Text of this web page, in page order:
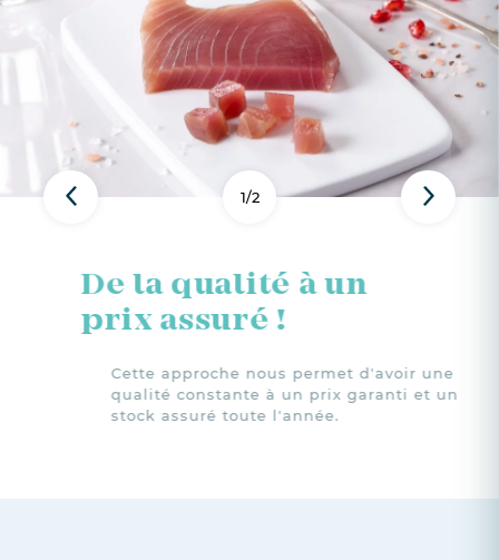
Previous Next
1/2
De la qualité à un
prix assuré !
Cette approche nous permet d'avoir une
qualité constante à un prix garanti et un
stock assuré toute l'année.